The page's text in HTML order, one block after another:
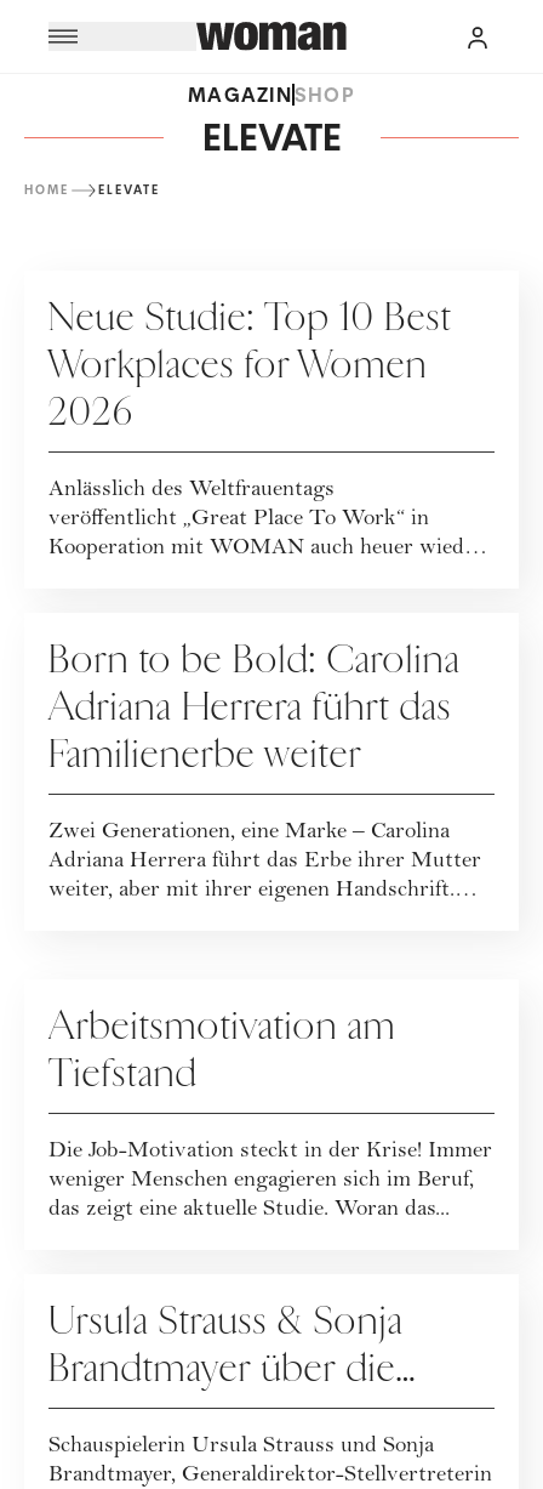
MAGAZINSHOP
ELEVATE
HOME ELEVATE
Neue Studie: Top 10 Best
Workplaces for Women
2026
Anlässlich des Weltfrauentags
veröffentlicht „Great Place To Work“ in
Kooperation mit WOMAN auch heuer wieder
Born to be Bold: Carolina
Adriana Herrera führt das
Familienerbe weiter
Zwei Generationen, eine Marke – Carolina
Adriana Herrera führt das Erbe ihrer Mutter
weiter, aber mit ihrer eigenen Handschrift.
Arbeitsmotivation am
Tiefstand
Die Job-Motivation steckt in der Krise! Immer
weniger Menschen engagieren sich im Beruf,
das zeigt eine aktuelle Studie. Woran das...
Ursula Strauss & Sonja
Brandtmayer über die
Macht von Frauen und
Finanzen
Schauspielerin Ursula Strauss und Sonja
Brandtmayer, Generaldirektor-Stellvertreterin